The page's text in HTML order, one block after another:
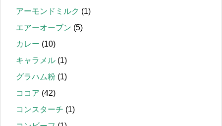
アーモンドミルク (1)
エアーオーブン (5)
カレー (10)
キャラメル (1)
グラハム粉 (1)
ココア (42)
コンスターチ (1)